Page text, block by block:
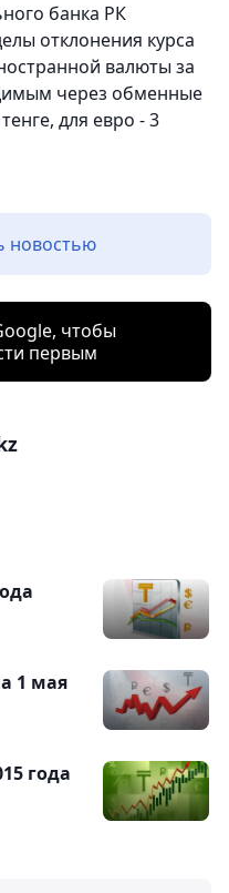
банка РК
отклонения курса
валюты за
через обменные
для евро - 3
новостью
чтобы
первым
1 мая
года